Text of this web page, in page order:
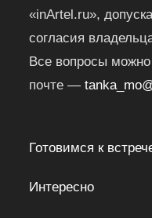
«inArtel.ru»,
согласия
Все вопросы можно
почте —
Готовимся к
Интересно